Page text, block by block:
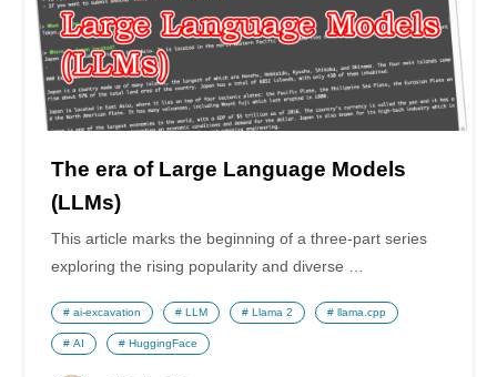
The era of Large Language Models
(LLMs)
This article marks the beginning of a three-part series
exploring the rising popularity and diverse …
ai-excavation LLM Llama 2 llama.cpp
AI HuggingFace